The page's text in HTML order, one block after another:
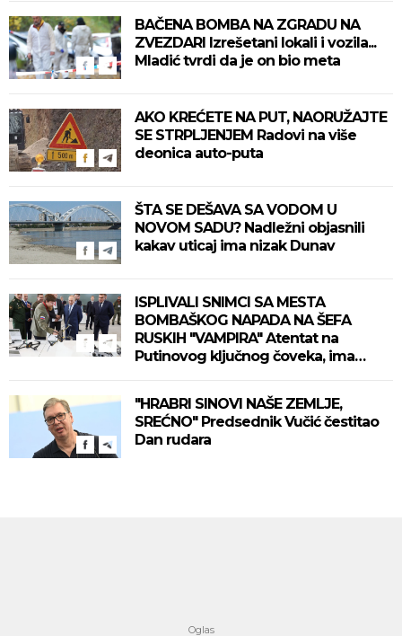
BAČENA BOMBA NA ZGRADU NA
ZVEZDARI Izrešetani lokali i vozila...
Mladić tvrdi da je on bio meta
AKO KREĆETE NA PUT, NAORUŽAJTE
SE STRPLJENJEM Radovi na više
deonica auto-puta
ŠTA SE DEŠAVA SA VODOM U
NOVOM SADU? Nadležni objasnili
kakav uticaj ima nizak Dunav
ISPLIVALI SNIMCI SA MESTA
BOMBAŠKOG NAPADA NA ŠEFA
RUSKIH "VAMPIRA" Atentat na
Putinovog ključnog čoveka, ima
"HRABRI SINOVI NAŠE ZEMLJE,
SREĆNO" Predsednik Vučić čestitao
Dan rudara